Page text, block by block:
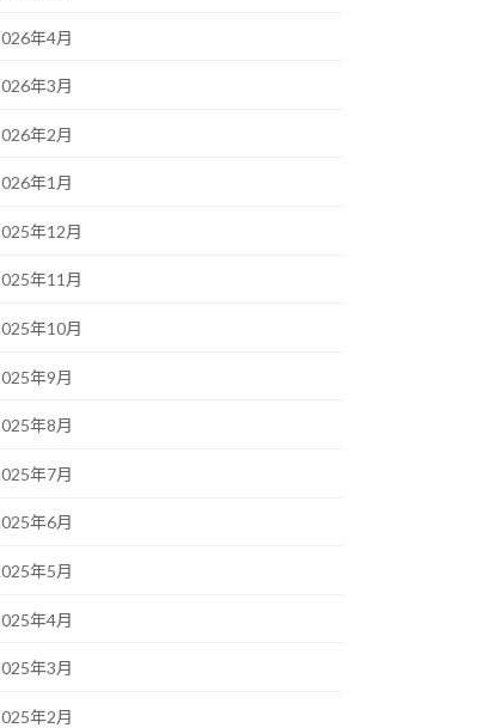
年4月
年3月
年2月
年1月
年12月
年11月
年10月
年9月
年8月
年7月
年6月
年5月
年4月
年3月
年2月